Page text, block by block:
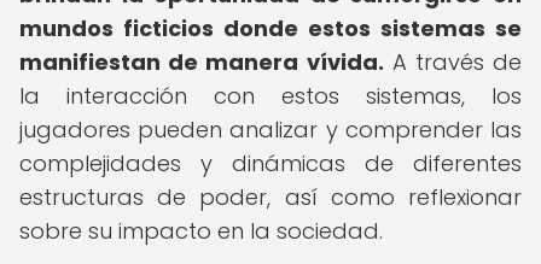
mundos ficticios donde estos sistemas se
manifiestan de manera vívida. A través de
la interacción con estos sistemas, los
jugadores pueden analizar y comprender las
complejidades y dinámicas de diferentes
estructuras de poder, así como reflexionar
sobre su impacto en la sociedad.